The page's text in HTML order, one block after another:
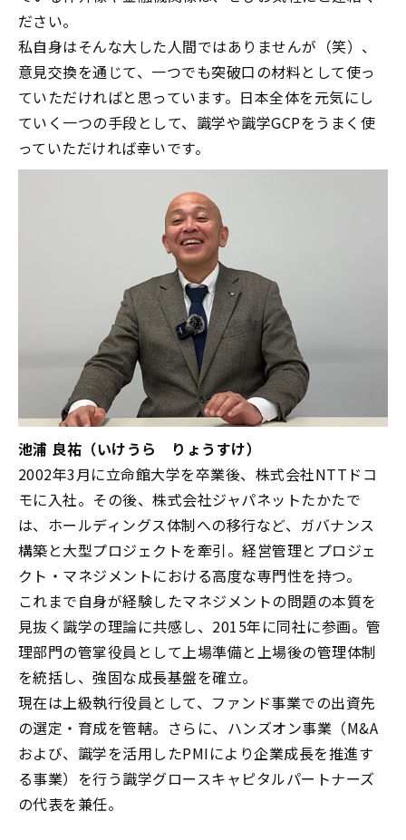
ださい。
私自身はそんな大した人間ではありませんが（笑）、
意見交換を通じて、一つでも突破口の材料として使っ
ていただければと思っています。日本全体を元気にし
ていく一つの手段として、識学や識学GCPをうまく使
っていただければ幸いです。
池浦 良祐（いけうら りょうすけ）
2002年3月に立命館大学を卒業後、株式会社NTT ドコ
モに入社。その後、株式会社ジャパネットたかたで
は、ホールディングス体制への移行など、ガバナンス
構築と大型プロジェクトを牽引。経営管理とプロジェ
クト・マネジメントにおける高度な専門性を持つ。
これまで自身が経験したマネジメントの問題の本質を
見抜く識学の理論に共感し、 2015年に同社に参画。管
理部門の管掌役員として上場準備と上場後の管理体制
を統括し、強固な成長基盤を確立。
現在は上級執行役員として、ファンド事業での出資先
の選定・育成を管轄。さらに、ハンズオン事業（M&A
および、識学を活用したPMIにより企業成長を推進す
る事業）を行う識学グロースキャピタルパートナーズ
の代表を兼任。